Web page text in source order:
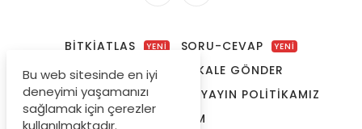
BITKIATLAS YENİ SORU-CEVAP YENİ
YAZARLARIMIZ
MAKALE GÖNDER
REKLAM & SPONSORLUK
YAYIN POLITIKAMIZ
İLETIŞIM
Bu web sitesinde en iyi
deneyimi yaşamanızı
sağlamak için çerezler
kullanılmaktadır.